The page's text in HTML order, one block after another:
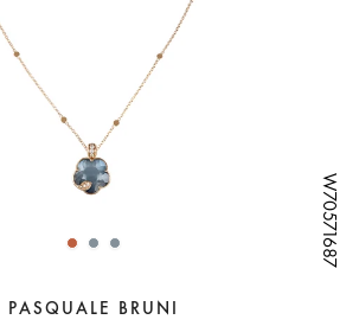
W70571687
W70571687
W70571687
W70571687
W70571687
PASQUALE BRUNI